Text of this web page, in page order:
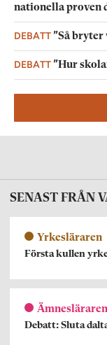
nationella proven
DEBATT”Så bryter
DEBATT”Hur
SENAST FRÅN
Yrkesläraren
Första kullen
Ämnesläraren
Debatt: Sluta